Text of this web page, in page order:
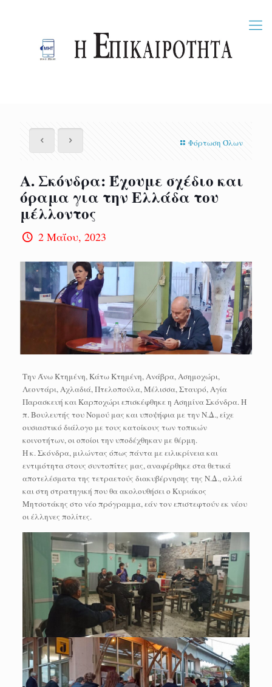
Φόρτωση Όλων
Α. Σκόνδρα: Έχουμε σχέδιο και
όραμα για την Ελλάδα του
μέλλοντος
2 Μαΐου, 2023
Την Άνω Κτημένη, Κάτω Κτημένη, Ανάβρα, Ασημοχώρι,
Λεοντάρι, Αχλαδιά, Πτελοπούλα, Μέλισσα, Σταυρό, Αγία
Παρασκευή και Καρποχώρι επισκέφθηκε η Ασημίνα Σκόνδρα. Η
π. Βουλευτής του Νομού μας και υποψήφια με την Ν.Δ., είχε
ουσιαστικό διάλογο με τους κατοίκους των τοπικών
κοινοτήτων, οι οποίοι την υποδέχθηκαν με θέρμη.
Η κ. Σκόνδρα, μιλώντας όπως πάντα με ειλικρίνεια και
εντιμότητα στους συντοπίτες μας, αναφέρθηκε στα θετικά
αποτελέσματα της τετραετούς διακυβέρνησης της Ν.Δ., αλλά
και στη στρατηγική που θα ακολουθήσει ο Κυριάκος
Μητσοτάκης στο νέο πρόγραμμα, εάν τον επιστεφτούν εκ νέου
οι έλληνες πολίτες.